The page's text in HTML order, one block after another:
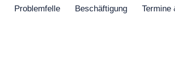
Problemfelle Beschäftigung Termine